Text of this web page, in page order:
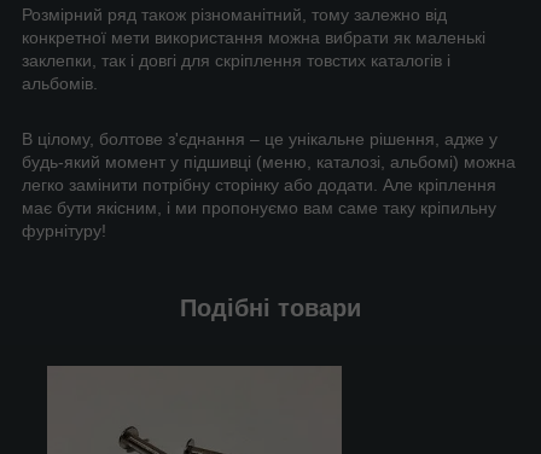
Розмірний ряд також різноманітний, тому залежно від
конкретної мети використання можна вибрати як маленькі
заклепки, так і довгі для скріплення товстих каталогів і
альбомів.
В цілому, болтове з'єднання – це унікальне рішення, адже у
будь-який момент у підшивці (меню, каталозі, альбомі) можна
легко замінити потрібну сторінку або додати. Але кріплення
має бути якісним, і ми пропонуємо вам саме таку кріпильну
фурнітуру!
Подібні товари